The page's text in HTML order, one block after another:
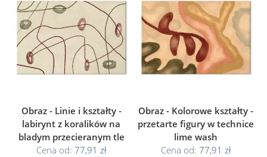
Obraz - Linie i kształty -
labirynt z koralików na
bladym przecieranym tle
Cena od: 77,91 zł
Obraz - Kolorowe kształty -
przetarte figury w technice
lime wash
Cena od: 77,91 zł